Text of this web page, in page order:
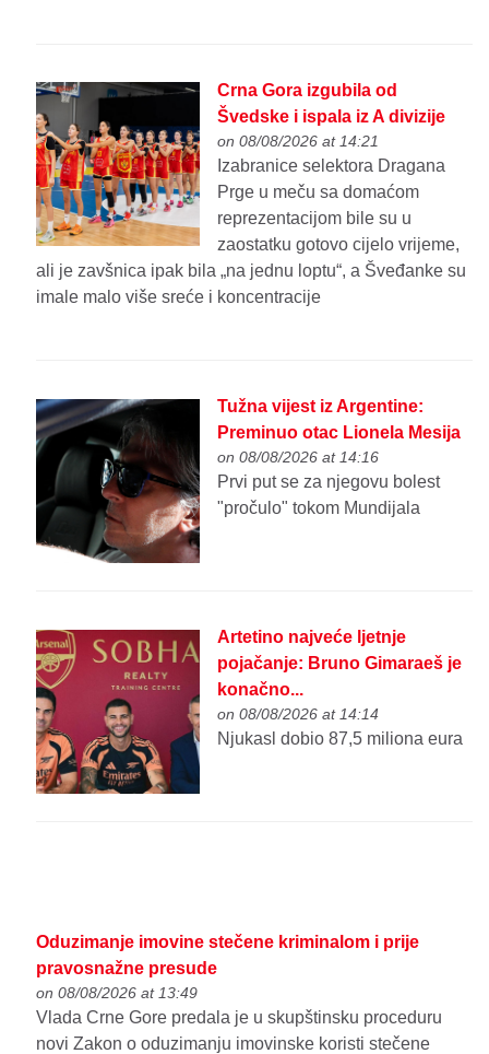
Crna Gora izgubila od
Švedske i ispala iz A divizije
on 08/08/2026 at 14:21
Izabranice selektora Dragana
Prge u meču sa domaćom
reprezentacijom bile su u
zaostatku gotovo cijelo vrijeme,
ali je zavšnica ipak bila „na jednu loptu“, a Šveđanke su
imale malo više sreće i koncentracije
Tužna vijest iz Argentine:
Preminuo otac Lionela Mesija
on 08/08/2026 at 14:16
Prvi put se za njegovu bolest
"pročulo" tokom Mundijala
Artetino najveće ljetnje
pojačanje: Bruno Gimaraeš je
konačno...
on 08/08/2026 at 14:14
Njukasl dobio 87,5 miliona eura
Oduzimanje imovine stečene kriminalom i prije
pravosnažne presude
on 08/08/2026 at 13:49
Vlada Crne Gore predala je u skupštinsku proceduru
novi Zakon o oduzimanju imovinske koristi stečene